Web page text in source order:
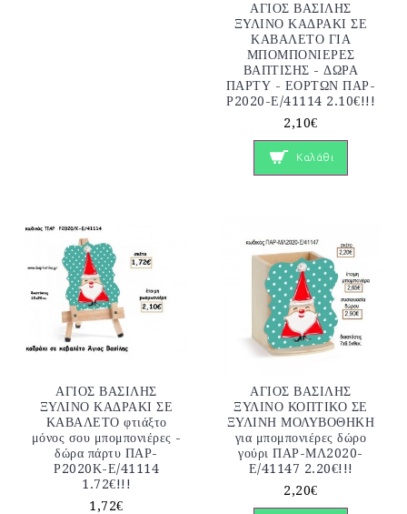
ΑΓΙΟΣ ΒΑΣΙΛΗΣ
ΞΥΛΙΝΟ ΚΑΔΡΑΚΙ ΣΕ
ΚΑΒΑΛΕΤΟ ΓΙΑ
ΜΠΟΜΠΟΝΙΕΡΕΣ
ΒΑΠΤΙΣΗΣ - ΔΩΡΑ
ΠΑΡΤΥ - ΕΟΡΤΩΝ ΠΑΡ-
Ρ2020-Ε/41114 2.10€!!!
2,10€
Καλάθι
ΑΓΙΟΣ ΒΑΣΙΛΗΣ
ΞΥΛΙΝΟ ΚΑΔΡΑΚΙ ΣΕ
ΚΑΒΑΛΕΤΟ φτιάξτο
μόνος σου μπομπονιέρες -
δώρα πάρτυ ΠΑΡ-
Ρ2020Κ-Ε/41114
1.72€!!!
1,72€
ΑΓΙΟΣ ΒΑΣΙΛΗΣ
ΞΥΛΙΝΟ ΚΟΠΤΙΚΟ ΣΕ
ΞΥΛΙΝΗ ΜΟΛΥΒΟΘΗΚΗ
για μπομπονιέρες δώρο
γούρι ΠΑΡ-ΜΛ2020-
Ε/41147 2.20€!!!
2,20€